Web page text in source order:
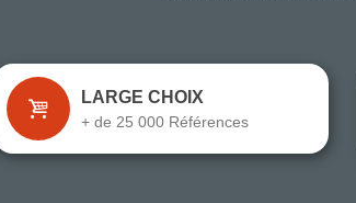
LARGE CHOIX
+ de 25 000 Références